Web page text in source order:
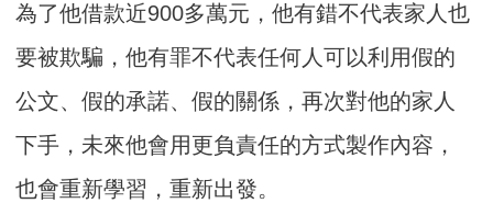
為了他借款近900多萬元，他有錯不代表家人也
要被欺騙，他有罪不代表任何人可以利用假的
公文、假的承諾、假的關係，再次對他的家人
下手，未來他會用更負責任的方式製作內容，
也會重新學習，重新出發。